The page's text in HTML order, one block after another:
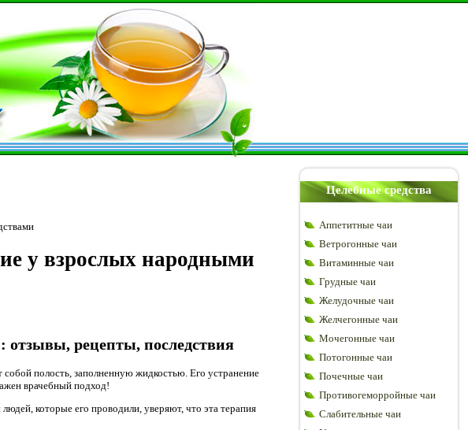
у взрослых народными
отзывы, рецепты, последствия
собой полость, заполненную жидкостью. Его устранение
врачебный подход!
которые его проводили, уверяют, что эта терапия
Целебные средства
Аппетитные чаи
Ветрогонные чаи
Витаминные чаи
Грудные чаи
Желудочные чаи
Желчегонные чаи
Мочегонные чаи
Потогонные чаи
Почечные чаи
Противогеморройные чаи
Слабительные чаи